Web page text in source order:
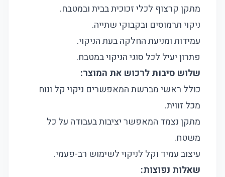
מתקן קרצוף לכלי זכוכית בבית ובמטבח.
ניקוי תרמוסים ובקבוקי שתייה.
עמידות ומניעת החלקה בעת הניקוי.
פתרון יעיל לכל סוגי הניקוי במטבח.
שלוש סיבות לרכוש את המוצר:
כולל ראשי מברשת המאפשרים ניקוי קל ונוח
מכל זווית.
מתקן נצמד המאפשר יציבות בעבודה על כל
משטח.
עיצוב עמיד וקל לניקוי לשימוש רב-פעמי.
שאלות נפוצות: